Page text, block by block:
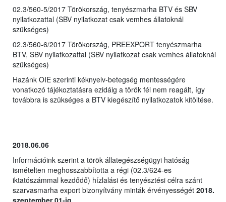
02.3/560-5/2017 Törökország, tenyészmarha BTV és SBV
nyilatkozattal (SBV nyilatkozat csak vemhes állatoknál
szükséges)
02.3/560-6/2017 Törökország, PREEXPORT tenyészmarha
BTV, SBV nyilatkozattal (SBV nyilatkozat csak vemhes állatoknál
szükséges)
Hazánk OIE szerinti kéknyelv-betegség mentességére
vonatkozó tájékoztatásra ezidáig a török fél nem reagált, így
továbbra is szükséges a BTV kiegészítő nyilatkozatok kitöltése.
2018.06.06
Információink szerint a török állategészségügyi hatóság
ismételten meghosszabbította a régi (02.3/624-es
iktatószámmal kezdődő) hízlalási és tenyésztési célra szánt
szarvasmarha export bizonyítvány minták érvényességét 2018.